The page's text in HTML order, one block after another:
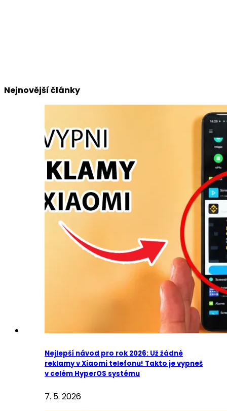
Nejnovější články
Nejlepší návod pro rok 2026: Už žádné
reklamy v Xiaomi telefonu! Takto je vypneš
v celém HyperOS systému
7. 5. 2026